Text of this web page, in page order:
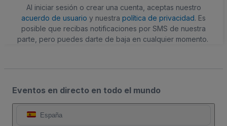
Al iniciar sesión o crear una cuenta, aceptas nuestro
acuerdo de usuario y nuestra política de privacidad. Es
posible que recibas notificaciones por SMS de nuestra
parte, pero puedes darte de baja en cualquier momento.
Eventos en directo en todo el mundo
España